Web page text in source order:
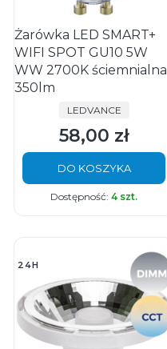
Żarówka LED SMART+
WIFI SPOT GU10 5W
WW 2700K ściemnialna
350lm
PRODUCENT
LEDVANCE
Cena
58,00 zł
DO KOSZYKA
Dostępność: 4 szt.
24H